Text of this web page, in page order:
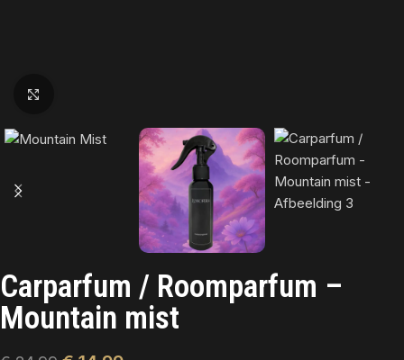
Carparfum / Roomparfum –
Mountain mist